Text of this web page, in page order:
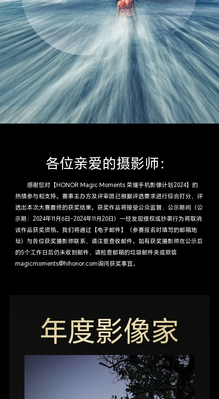
各位亲爱的摄影师：
感谢您对【HONOR Magic Moments 荣耀手机影像计划2024】的
热情参与和支持。赛事主办方及评审团已根据评选要求进行综合打分，评
选出本次大赛最终的获奖结果。获奖作品将接受公众监督，公示期间（公
示期：2024年11月6日-2024年11月20日）一经发现侵权或抄袭行为将取消
该作品获奖资格。我们将通过【电子邮件】（参赛报名时填写的邮箱地
址）与各位获奖摄影师联系，请注意查收邮件。如有获奖摄影师在公示后
的5个工作日后仍未收到邮件，请检查邮箱的垃圾邮件夹或致信
magicmoments@hihonor.com询问获奖事宜。
年度影像家